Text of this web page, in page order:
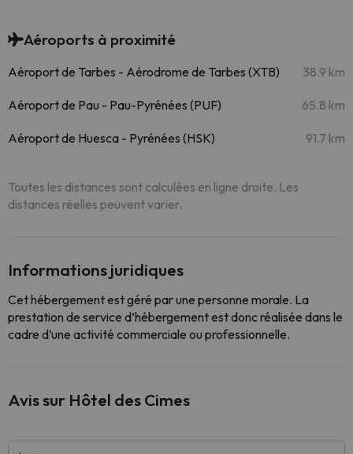
Aéroports à proximité
Aéroport de Tarbes - Aérodrome de Tarbes (XTB) 38.9 km
Aéroport de Pau - Pau-Pyrénées (PUF) 65.8 km
Aéroport de Huesca - Pyrénées (HSK) 91.7 km
Toutes les distances sont calculées en ligne droite. Les
distances réelles peuvent varier.
Informations juridiques
Cet hébergement est géré par une personne morale. La
prestation de service d’hébergement est donc réalisée dans le
cadre d’une activité commerciale ou professionnelle.
Avis sur Hôtel des Cimes